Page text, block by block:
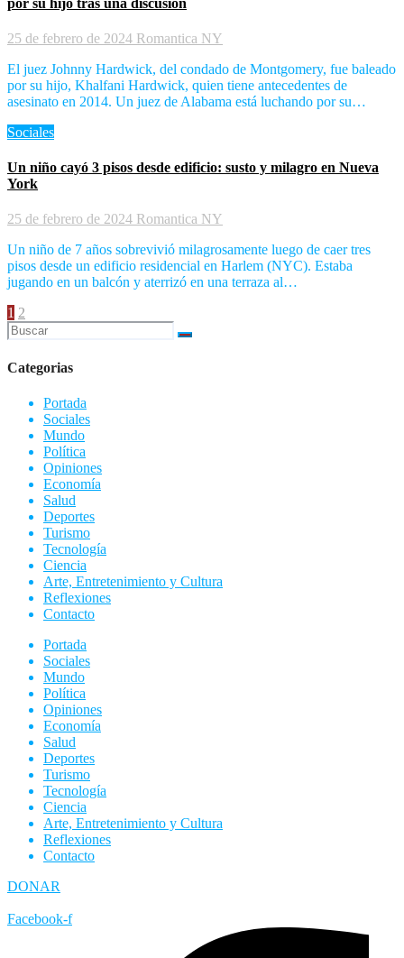
25 de febrero de 2024 Romantica NY
El juez Johnny Hardwick, del condado de Montgomery, fue baleado
por su hijo, Khalfani Hardwick, quien tiene antecedentes de
asesinato en 2014. Un juez de Alabama está luchando por su…
Sociales
Un niño cayó 3 pisos desde edificio: susto y milagro en Nueva
York
25 de febrero de 2024 Romantica NY
Un niño de 7 años sobrevivió milagrosamente luego de caer tres
pisos desde un edificio residencial en Harlem (NYC). Estaba
jugando en un balcón y aterrizó en una terraza al…
Paginación
de
entradas
1 2
Categorias
Portada
Sociales
Mundo
Política
Opiniones
Economía
Salud
Deportes
Turismo
Tecnología
Ciencia
Arte, Entretenimiento y Cultura
Reflexiones
Contacto
Portada
Sociales
Mundo
Política
Opiniones
Economía
Salud
Deportes
Turismo
Tecnología
Ciencia
Arte, Entretenimiento y Cultura
Reflexiones
Contacto
DONAR
Facebook-f